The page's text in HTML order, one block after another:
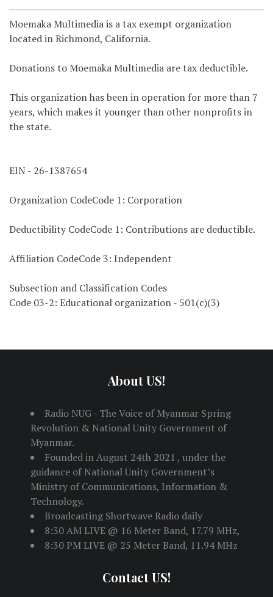
Moemaka Multimedia is a tax exempt organization
located in Richmond, California.
Donations to Moemaka Multimedia are tax deductible.
This organization has been in operation for more than 7
years, which makes it younger than other nonprofits in
the state.
EIN - 26-1387654
Organization CodeCode 1: Corporation
Deductibility CodeCode 1: Contributions are deductible.
Affiliation CodeCode 3: Independent
Subsection and Classification Codes
Code 03-2: Educational organization - 501(c)(3)
About US!
Radio NUG - The Voice of Myanmar Spring
Revolution & National Unity Government of
Myanmar.
Founded in August 24th 2021 , under the
guidance of National Unity Government’s
Ministry of Communications, Information &
Technology.
Broadcasting Shortwave Radio daily
8:30 AM LIVE @ 16 Meter Band, 17.79 MHz,
8:30 PM LIVE @ 25 Meter Band, 11.94 MHz
Contact US!